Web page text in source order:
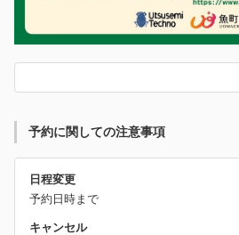
予約に関しての注意事項
日程変更
予約日時まで
キャンセル